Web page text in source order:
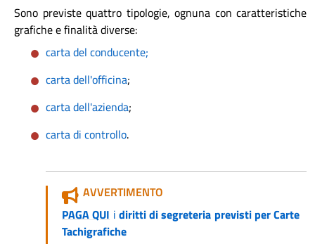
Sono previste quattro tipologie, ognuna con caratteristiche
grafiche e finalità diverse:
carta del conducente;
carta dell'officina;
carta dell'azienda;
carta di controllo.
AVVERTIMENTO
PAGA QUI i diritti di segreteria previsti per Carte
Tachigrafiche